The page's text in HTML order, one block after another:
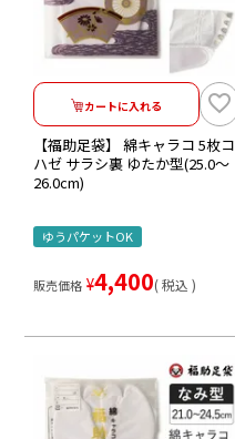
カートに入れる
【福助足袋】 綿キャラコ 5枚コ
ハゼ サラシ裏 ゆたか型(25.0～
26.0cm)
ゆうパケットOK
販売価格 ¥4,400 税込